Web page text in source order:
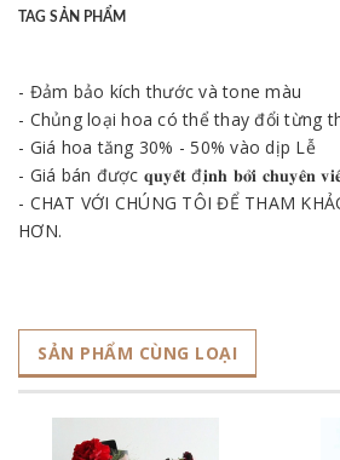
TAG SẢN PHẨM
- Đảm bảo kích thước và tone màu
- Chủng loại hoa có thể thay đổi từng
- Giá hoa tăng 30% - 50% vào dịp Lễ
- Giá bán được 𝐪𝐮𝐲𝐞̂́𝐭 đ𝐢̣𝐧𝐡 𝐛𝐨̛̉𝐢 𝐜𝐡𝐮𝐲𝐞̂𝐧
- CHAT VỚI CHÚNG TÔI ĐỂ THAM
HƠN.
SẢN PHẨM CÙNG LOẠI